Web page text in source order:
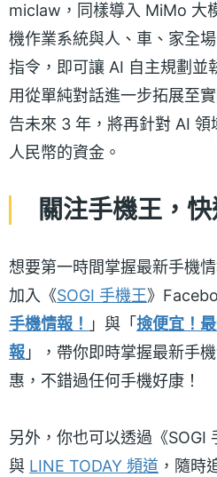
miclaw，同樣導入 MiMo 大
機作業系統與人、車、家全
指令，即可讓 AI 自主規劃並
用從單純對話進一步拓展至
告未來 3 年，將再針對 AI
人民幣的資金。
關注手機王，
想要第一時間掌握最新手機
加入《SOGI 手機王》
手機情報！ 」與「 撿便宜！
報 」，帶你即時掌握最新手
惠，不錯過任何手機好康！
另外，你也可以透過《SOGI
與 LINE TODAY 頻道 ，隨時